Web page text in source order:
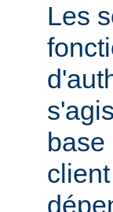
Les
base